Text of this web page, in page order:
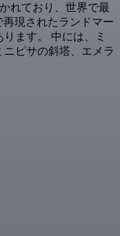
れており、世界で最
現されたランドマー
ます。 中には、ミ
ピサの斜塔、エメラ